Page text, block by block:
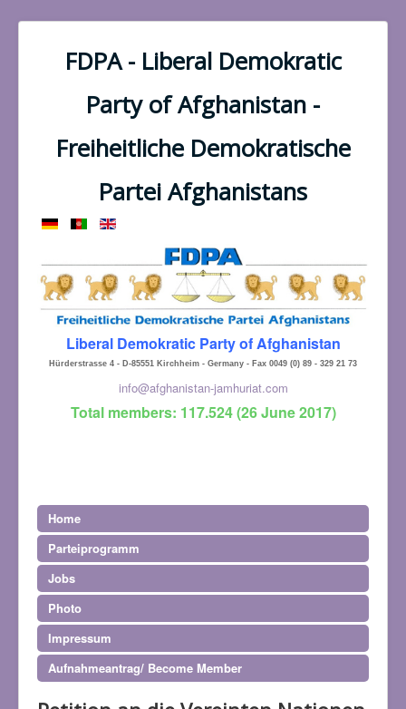
FDPA - Liberal Demokratic
Party of Afghanistan -
Freiheitliche Demokratische
Partei Afghanistans
Liberal Demokratic Party of Afghanistan
Hürderstrasse 4 - D-85551 Kirchheim - Germany - Fax 0049 (0) 89 - 329 21 73
info@afghanistan-jamhuriat.com
Total members: 117.524 (26 June 2017)
Home
Parteiprogramm
Jobs
Photo
Impressum
Aufnahmeantrag/ Become Member